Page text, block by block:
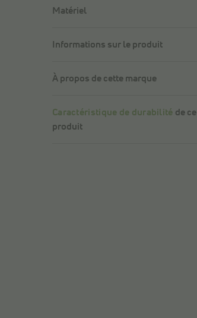
Matériel
Informations sur le produit
À propos de cette marque
Caractéristique de durabilité de ce
produit